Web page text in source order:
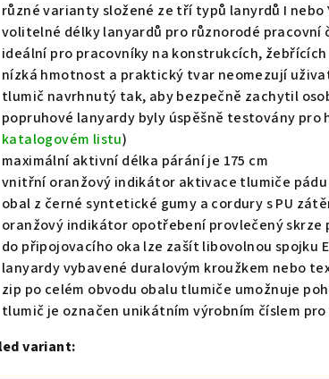
různé varianty složené ze tří typů lanyrdů I nebo
volitelné délky lanyardů pro různorodé pracovní
ideální pro pracovníky na konstrukcích,
nízká hmotnost a praktický tvar neomezují
tlumič navrhnutý tak, aby bezpečně zachytil
popruhové lanyardy byly úspěšně testovány pro
katalogovém listu)
maximální aktivní délka párání je 175 cm
vnitřní oranžový indikátor aktivace tlumiče
obal z černé syntetické gumy a cordury s PU
oranžový indikátor opotřebení provlečený
do připojovacího oka lze zašít libovolnou spojku
lanyardy vybavené duralovým kroužkem nebo
zip po celém obvodu obalu tlumiče umožnuje
tlumič je označen unikátním výrobním číslem
variant: